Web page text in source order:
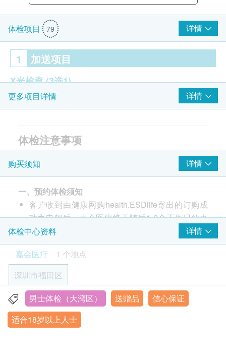
体检项目 79 详情
1 加送项目
X光检查(3选1)
腰椎X光
2 重点项目
超声波检查
上腹腔超声波:肝
上腹腔超声波:胰
上腹腔超声波:脾
上腹腔超声波:胆
上腹腔超声波:肾
癌症指标 重点项目
甲种胎蛋白 (肝癌)
癌胚抗原 (肠癌)
心脏检查 重点项目
更多项目详情 详情
体检注意事项
检前准备:
1. 检查前一晚11:00 PM后请不要进食，体检当日保持
至少8小时空腹(可饮用50毫升以下白开水)以确保糖尿
病的血液化结果准确。
2. 体检当日请勿佩戴项链等首饰和金属物品，并清穿
着方便易脱的衣服。
3. 体检当日请勿佩戴隐形眼镜,请另外携带框架眼镜，
以便测量眼压。
4. 服用口服降血糖药物或注射胰岛素的糖尿病患者检
查当天早晨请勿服用或注射；请务必携带并于空腹项
目完成后服用或注射；服用其他慢性药物者，请遵医
嘱，当日早晨可用10-30毫升白开水按时服药；如有
问题，欢迎通过电话或微信询问。
购买须知 详情
一、预约体检须知
客户收到由健康网购health.ESDlife寄出的订购成
功之电邮后，嘉会医疗将于随后1-2个工作日的办
公时间内，致电客户预约身体检查的时间及地点。
客户亦可至少提前1个工作日联络嘉会医疗进行预
约（联络电话：+86 0755-29395000；WeChat:
JIAHUI_SZ）。
客户至现场后，嘉会医疗工作人员会核对客户的姓
名、出生年月日、手机号及ESDlife健康网购
health.ESDlife订购成功之电邮。
订单如需改期，请至少提前1个工作日联络嘉会医
体检中心资料
详情
嘉会医疗
1 个地点
深圳市福田区
深圳市福田区福华三路168号荣超商会中心2楼（高铁站- 连
城新天地B6出口）
营业时间：星期一至星期二，星期四至星期日︰8:30a.m. -
男士体检（大湾区） 送赠品
信心保证
适合18岁以上人士